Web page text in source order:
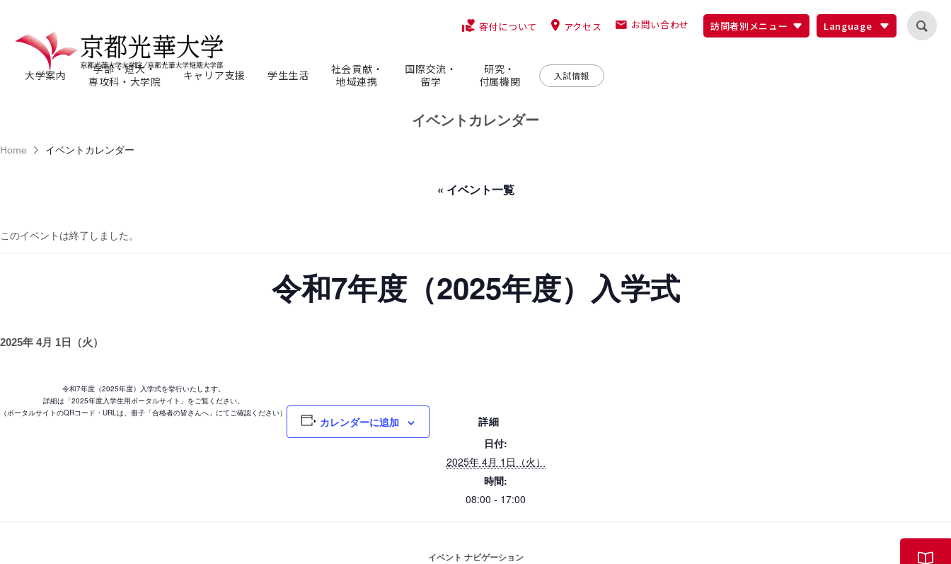
寄付について アクセス お問い合わせ 訪問者別メニュー Language
大学案内
学部・短大・
専攻科・大学院
キャリア支援 学生生活
社会貢献・
地域連携
国際交流・
留学
研究・
付属機関
入試情報
イベントカレンダー
Home イベントカレンダー
« イベント一覧
このイベントは終了しました。
令和7年度（2025年度）入学式
2025年 4月 1日（火）
令和7年度（2025年度）入学式を挙行いたします。
詳細は「2025年度入学生用ポータルサイト」をご覧ください。
（ポータルサイトのQRコード・URLは、冊子「合格者の皆さんへ」にてご確認ください）
カレンダーに追加
詳細
日付:
2025年 4月 1日（火）
時間:
08:00 - 17:00
イベント ナビゲーション